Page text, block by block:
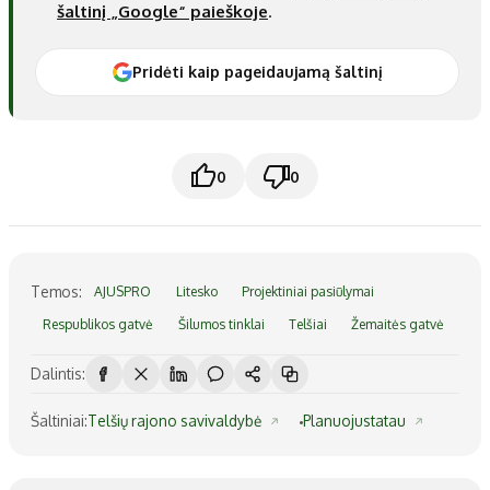
šaltinį „Google“ paieškoje.
Pridėti kaip pageidaujamą šaltinį
0 0
Temos: AJUSPRO Litesko Projektiniai pasiūlymai
Respublikos gatvė Šilumos tinklai Telšiai Žemaitės gatvė
Dalintis:
Šaltiniai:Telšių rajono savivaldybė Planuojustatau